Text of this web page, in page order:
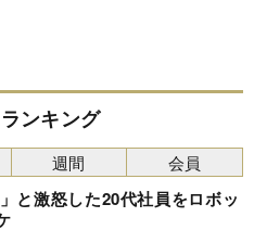
ンキング
と激怒した20代社員をロボッ
週間 会員